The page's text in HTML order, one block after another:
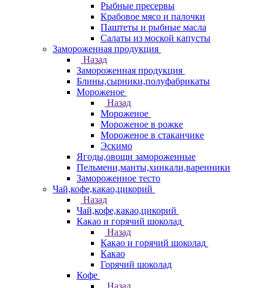
Рыбные пресервы
Крабовое мясо и палочки
Паштеты и рыбные масла
Салаты из моской капусты
Замороженная продукция
Назад
Замороженная продукция
Блины,сырники,полуфабрикаты
Мороженое
Назад
Мороженое
Мороженое в рожке
Мороженое в стаканчике
Эскимо
Ягоды,овощи замороженные
Пельмени,манты,хинкали,варенники
Замороженное тесто
Чай,кофе,какао,цикорий
Назад
Чай,кофе,какао,цикорий
Какао и горячий шоколад
Назад
Какао и горячий шоколад
Какао
Горячий шоколад
Кофе
Назад